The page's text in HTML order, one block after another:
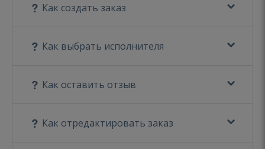
Как создать заказ
Как выбрать исполнителя
Как оставить отзыв
Как отредактировать заказ